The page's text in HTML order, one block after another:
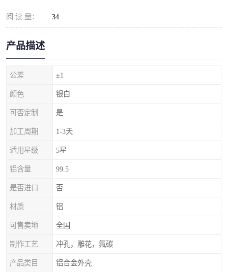
阅 读 量： 34
产品描述
公差 ±1
颜色 银白
可否定制 是
加工周期 1-3天
适用星级 5星
铝含量 99.5
是否进口 否
材质 铝
可售卖地 全国
制作工艺 冲孔，雕花，氟碳
产品类目 铝合金外壳